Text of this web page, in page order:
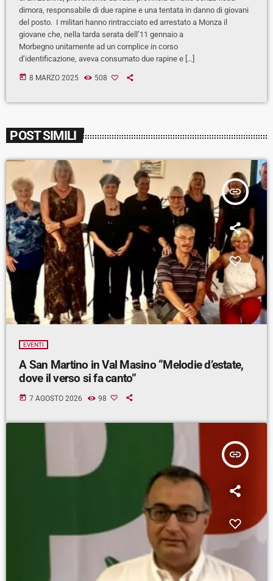
dimora, responsabile di due rapine e una tentata in danno di giovani
del posto. I militari hanno rintracciato ed arrestato a Monza il
giovane che, nella tarda serata dell’11 gennaio a
Morbegno unitamente ad un complice in corso
d’identificazione, aveva consumato due rapine e […]
today 8 MARZO 2025 508
POST SIMILI
insert_link
EVENTI
A San Martino in Val Masino “Melodie d’estate,
dove il verso si fa canto”
today 7 AGOSTO 2026 98
insert_link